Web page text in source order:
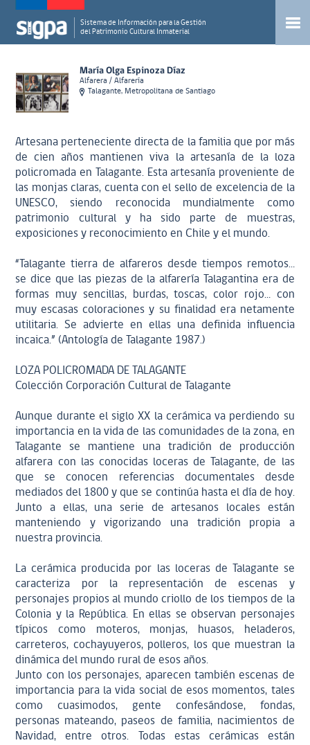
Sistema de Información para la Gestión
del Patrimonio Cultural Inmaterial
María Olga Espinoza Díaz
Alfarera / Alfarería
Talagante, Metropolitana de Santiago
Artesana perteneciente directa de la familia que por más
de cien años mantienen viva la artesanía de la loza
policromada en Talagante. Esta artesanía proveniente de
las monjas claras, cuenta con el sello de excelencia de la
UNESCO, siendo reconocida mundialmente como
patrimonio cultural y ha sido parte de muestras,
exposiciones y reconocimiento en Chile y el mundo.
“Talagante tierra de alfareros desde tiempos remotos…
se dice que las piezas de la alfarería Talagantina era de
formas muy sencillas, burdas, toscas, color rojo… con
muy escasas coloraciones y su finalidad era netamente
utilitaria. Se advierte en ellas una definida influencia
incaica.” (Antología de Talagante 1987.)
LOZA POLICROMADA DE TALAGANTE
Colección Corporación Cultural de Talagante
Aunque durante el siglo XX la cerámica va perdiendo su
importancia en la vida de las comunidades de la zona, en
Talagante se mantiene una tradición de producción
alfarera con las conocidas loceras de Talagante, de las
que se conocen referencias documentales desde
mediados del 1800 y que se continúa hasta el día de hoy.
Junto a ellas, una serie de artesanos locales están
manteniendo y vigorizando una tradición propia a
nuestra provincia.
La cerámica producida por las loceras de Talagante se
caracteriza por la representación de escenas y
personajes propios al mundo criollo de los tiempos de la
Colonia y la República. En ellas se observan personajes
típicos como moteros, monjas, huasos, heladeros,
carreteros, cochayuyeros, polleros, los que muestran la
dinámica del mundo rural de esos años.
Junto con los personajes, aparecen también escenas de
importancia para la vida social de esos momentos, tales
como cuasimodos, gente confesándose, fondas,
personas mateando, paseos de familia, nacimientos de
Navidad, entre otros. Todas estas cerámicas están